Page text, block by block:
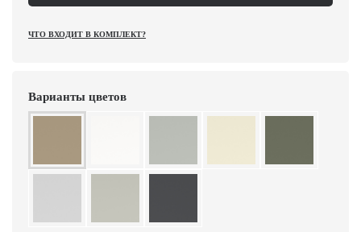
ЧТО ВХОДИТ В КОМПЛЕКТ?
Варианты цветов